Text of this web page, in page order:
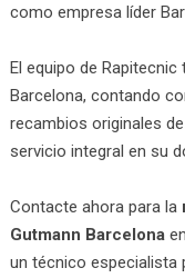
como empresa líder
El equipo de
Barcelona, contando
recambios originales
servicio integral en su
Contacte ahora para la
Gutmann Barcelona
un técnico especialista